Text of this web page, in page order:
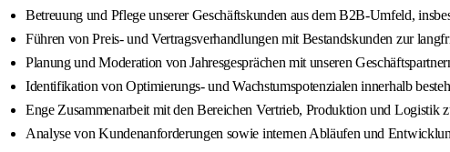
Betreuung und Pflege unserer Geschäftskunden aus dem B2B-Umfeld,
Führen von Preis- und Vertragsverhandlungen mit Bestandskunden zur
Planung und Moderation von Jahresgesprächen mit unseren
Identifikation von Optimierungs- und Wachstumspotenzialen innerhalb
Enge Zusammenarbeit mit den Bereichen Vertrieb, Produktion und Logistik
Analyse von Kundenanforderungen sowie internen Abläufen und